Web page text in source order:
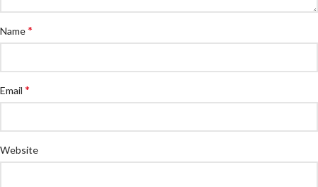
Name*
Email *
Website